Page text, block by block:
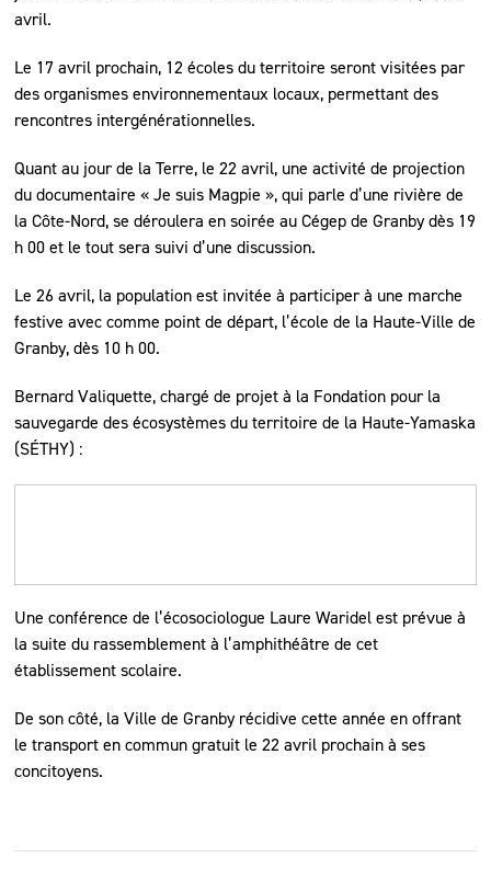
avril.
Le 17 avril prochain, 12 écoles du territoire seront visitées par
des organismes environnementaux locaux, permettant des
rencontres intergénérationnelles.
Quant au jour de la Terre, le 22 avril, une activité de projection
du documentaire « Je suis Magpie », qui parle d’une rivière de
la Côte-Nord, se déroulera en soirée au Cégep de Granby dès 19
h 00 et le tout sera suivi d’une discussion.
Le 26 avril, la population est invitée à participer à une marche
festive avec comme point de départ, l’école de la Haute-Ville de
Granby, dès 10 h 00.
Bernard Valiquette, chargé de projet à la Fondation pour la
sauvegarde des écosystèmes du territoire de la Haute-Yamaska
(SÉTHY) :
Une conférence de l’écosociologue Laure Waridel est prévue à
la suite du rassemblement à l’amphithéâtre de cet
établissement scolaire.
De son côté, la Ville de Granby récidive cette année en offrant
le transport en commun gratuit le 22 avril prochain à ses
concitoyens.